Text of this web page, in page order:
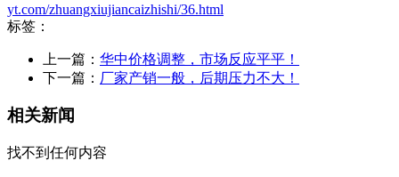
yt.com/zhuangxiujiancaizhishi/36.html
标签：
上一篇： 华中价格调整，市场反应平平！
下一篇： 厂家产销一般，后期压力不大！
相关新闻
找不到任何内容